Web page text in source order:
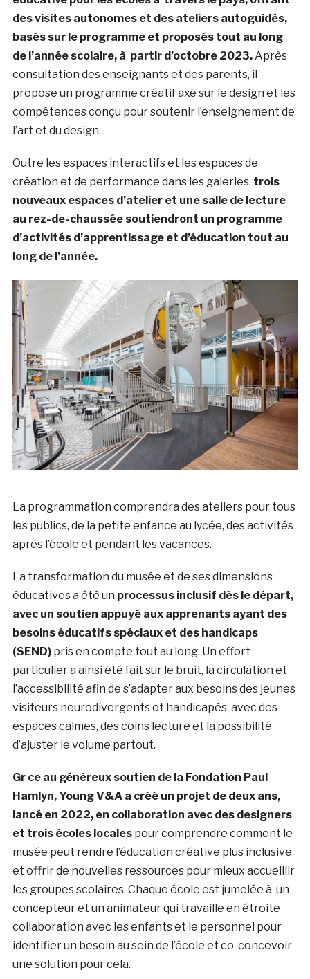
des visites autonomes et des ateliers autoguidés,
basés sur le programme et proposés tout au long
de l’année scolaire, à partir d’octobre 2023.Après
consultation des enseignants et des parents, il
propose un programme créatif axé sur le design et les
compétences conçu pour soutenir l’enseignement de
l’art et du design.
Outre les espaces interactifs et les espaces de
création et de performance dans les galeries, trois
nouveaux espaces d’atelier et une salle de lecture
au rez-de-chaussée soutiendront un programme
d’activités d’apprentissage et d’éducation tout au
long de l’année.
La programmation comprendra des ateliers pour tous
les publics, de la petite enfance au lycée, des activités
après l’école et pendant les vacances.
La transformation du musée et de ses dimensions
éducatives a été un processus inclusif dès le départ,
avec un soutien appuyé aux apprenants ayant des
besoins éducatifs spéciaux et des handicaps
(SEND)pris en compte tout au long. Un effort
particulier a ainsi été fait sur le bruit, la circulation et
l’accessibilité afin de s’adapter aux besoins des jeunes
visiteurs neurodivergents et handicapés, avec des
espaces calmes, des coins lecture et la possibilité
d’ajuster le volume partout.
Gr ce au généreux soutien de la Fondation Paul
Hamlyn, Young V&A a créé un projet de deux ans,
lancé en 2022, en collaboration avec des designers
et trois écoles localespour comprendre comment le
musée peut rendre l’éducation créative plus inclusive
et offrir de nouvelles ressources pour mieux accueillir
les groupes scolaires. Chaque école est jumelée à un
concepteur et un animateur qui travaille en étroite
collaboration avec les enfants et le personnel pour
identifier un besoin au sein de l’école et co-concevoir
une solution pour cela.